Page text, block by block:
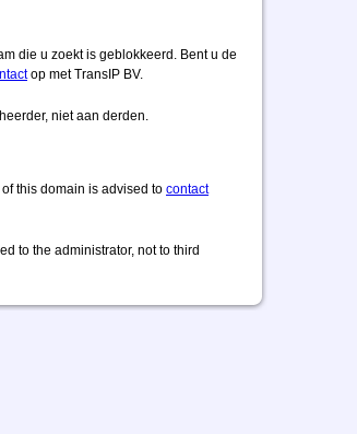
die u zoekt is geblokkeerd. Bent u de
op met TransIP BV.
niet aan derden.
this domain is advised to contact
to the administrator, not to third